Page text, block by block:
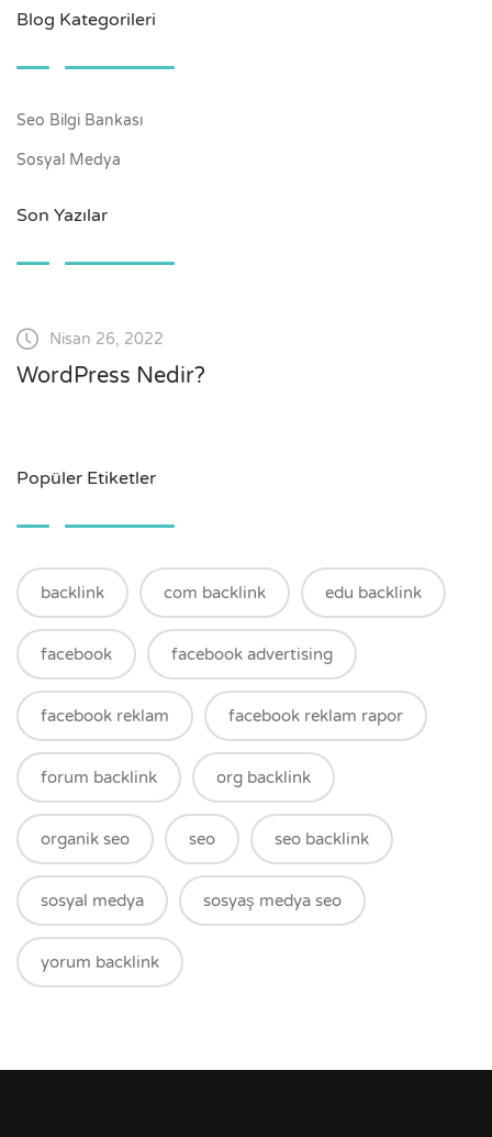
Blog Kategorileri
Seo Bilgi Bankası
Sosyal Medya
Son Yazılar
Nisan 26, 2022
WordPress Nedir?
Popüler Etiketler
backlink com backlink edu backlink
facebook facebook advertising
facebook reklam facebook reklam rapor
forum backlink org backlink
organik seo seo seo backlink
sosyal medya sosyaş medya seo
yorum backlink